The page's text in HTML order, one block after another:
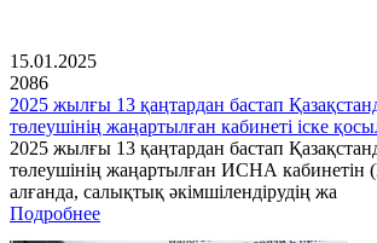
15.01.2025
2086
2025 жылғы 13 қаңтардан бастап
төлеушінің жаңартылған кабинеті іске
2025 жылғы 13 қаңтардан бастап
төлеушінің жаңартылған ИСНА
алғанда, салықтық әкімшілендірудің жа
Подробнее